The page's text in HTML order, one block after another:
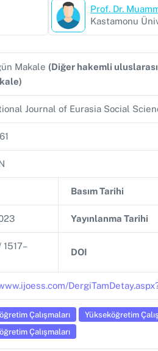
Prof. Dr.
Kastamonu
Makale (Diğer hakemli
Journal of Eurasia Social
Basım Tarihi
Yayınlanma Tarihi
1517–
DOI
Çalışmaları
Yükseköğretim
Çalışmaları